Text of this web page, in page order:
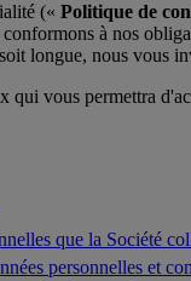
(« Politique de
à nos
longue, nous vous
qui vous permettra
que la Société
personnelles et